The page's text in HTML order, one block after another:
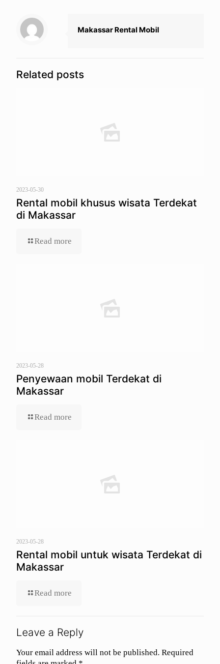
Makassar Rental Mobil
Related posts
2023-05-30
Rental mobil khusus wisata Terdekat
di Makassar
Read more
2023-05-28
Penyewaan mobil Terdekat di
Makassar
Read more
2023-05-28
Rental mobil untuk wisata Terdekat di
Makassar
Read more
Leave a Reply
Your email address will not be published. Required